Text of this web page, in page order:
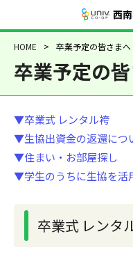
HOME 卒業予定の皆さまへ
卒業予定の
▼卒業式 レンタル袴
▼生協出資金の返還につ
▼住まい・お部屋探し
▼学生のうちに生協を活
卒業式 レンタ